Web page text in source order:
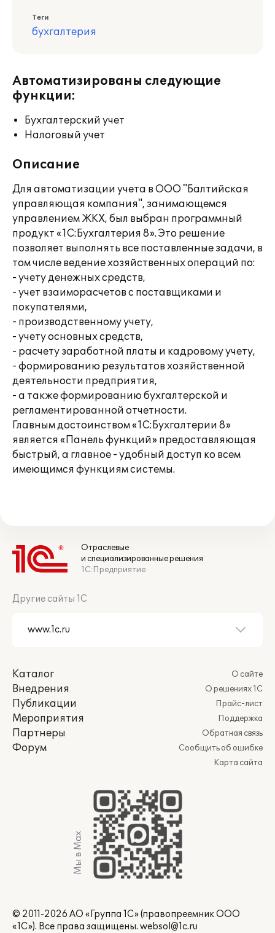
Теги
бухгалтерия
Автоматизированы следующие
функции:
Бухгалтерский учет
Налоговый учет
Описание
Для автоматизации учета в ООО "Балтийская
управляющая компания", занимающемся
управлением ЖКХ, был выбран программный
продукт «1С:Бухгалтерия 8». Это решение
позволяет выполнять все поставленные задачи, в
том числе ведение хозяйственных операций по:
- учету денежных средств,
- учет взаиморасчетов с поставщиками и
покупателями,
- производственному учету,
- учету основных средств,
- расчету заработной платы и кадровому учету,
- формированию результатов хозяйственной
деятельности предприятия,
- а также формированию бухгалтерской и
регламентированной отчетности.
Главным достоинством «1С:Бухгалтерии 8»
является «Панель функций» предоставляющая
быстрый, а главное - удобный доступ ко всем
имеющимся функциям системы.
Отраслевые
и специализированные решения
1С:Предприятие
Другие сайты 1С
Каталог
Внедрения
Публикации
Мероприятия
Партнеры
Форум
О сайте
О решениях 1С
Прайс-лист
Поддержка
Обратная связь
Сообщить об ошибке
Карта сайта
Мы в Max
© 2011-2026 АО «Группа 1С» (правопреемник ООО
«1С»). Все права защищены. websol@1c.ru